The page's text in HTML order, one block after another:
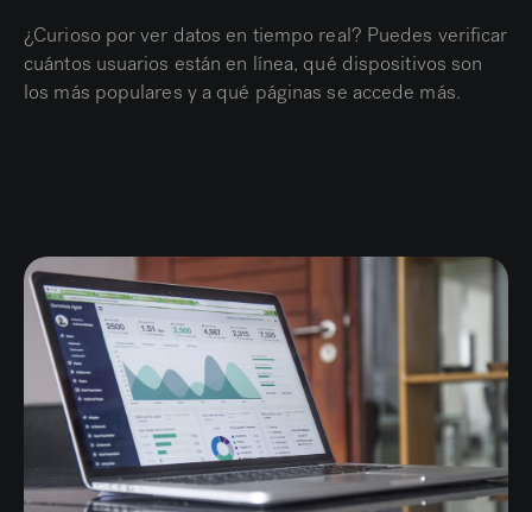
¿Curioso por ver datos en tiempo real? Puedes verificar
cuántos usuarios están en línea, qué dispositivos son
los más populares y a qué páginas se accede más.